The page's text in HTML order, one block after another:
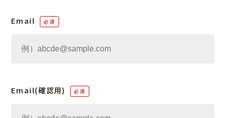
Email
Email(確認用)